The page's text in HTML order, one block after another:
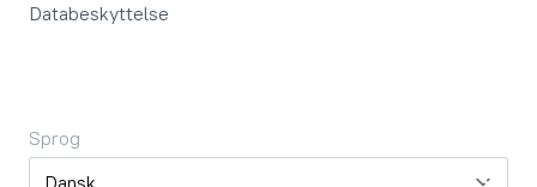
Databeskyttelse
Sprog
Sprog